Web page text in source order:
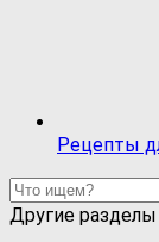
Рецепты
Другие разделы